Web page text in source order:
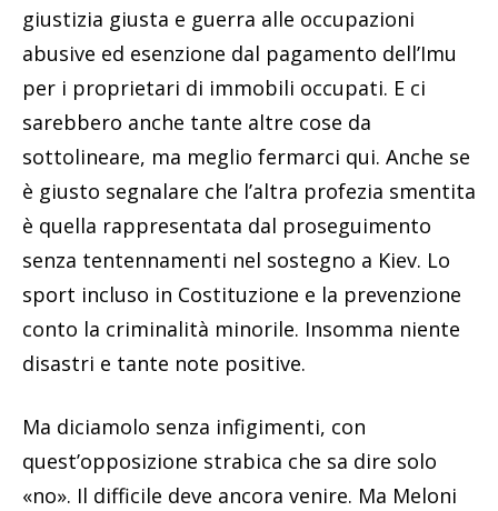
giustizia giusta e guerra alle occupazioni
abusive ed esenzione dal pagamento dell’Imu
per i proprietari di immobili occupati. E ci
sarebbero anche tante altre cose da
sottolineare, ma meglio fermarci qui. Anche se
è giusto segnalare che l’altra profezia smentita
è quella rappresentata dal proseguimento
senza tentennamenti nel sostegno a Kiev. Lo
sport incluso in Costituzione e la prevenzione
conto la criminalità minorile. Insomma niente
disastri e tante note positive.
Ma diciamolo senza infigimenti, con
quest’opposizione strabica che sa dire solo
«no». Il difficile deve ancora venire. Ma Meloni